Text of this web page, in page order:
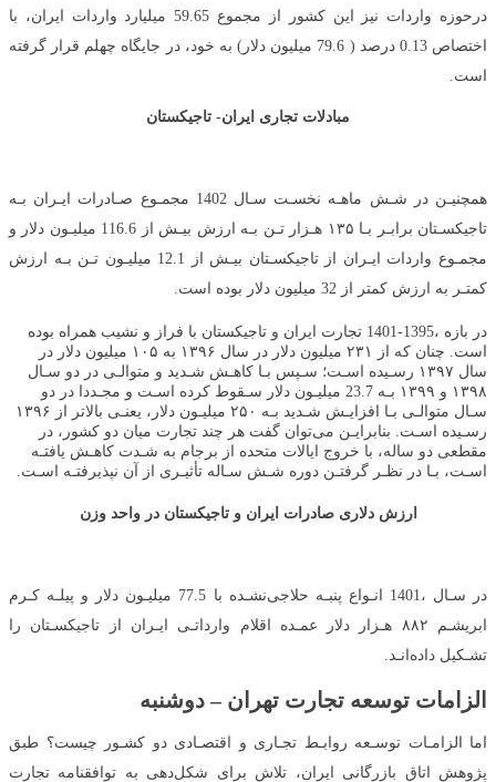
درحوزه واردات نیز این کشور از مجموع 59.65 میلیارد واردات ایران، با
اختصاص 0.13 درصد ( 79.6 میلیون دلار) به خود، در جایگاه چهلم قرار گرفته
است.
مبادلات تجاری ایران- تاجیکستان
همچنیـن در شـش ماهـه نخسـت سـال 1402 مجمـوع صـادرات ایـران بـه
تاجیکسـتان برابـر بـا ۱۳۵ هـزار تـن بـه ارزش بیـش از 116.6 میلیـون دلار و
مجمـوع واردات ایـران از تاجیکسـتان بیـش از 12.1 میلیـون تـن بـه ارزش
کمتـر به ارزش کمتر از 32 میلیون دلار بوده است.
در بازه ،1395-1401 تجارت ایران و تاجیکستان با فراز و نشیب همراه بوده
است. چنان که از ۲۳۱ میلیون دلار در سال ۱۳۹۶ به ۱۰۵ میلیون دلار در
سال ۱۳۹۷ رسـیده اسـت؛ سـپس بـا کاهـش شـدید و متوالـی در دو سـال
۱۳۹۸ و ۱۳۹۹ بـه 23.7 میلیـون دلار سـقوط کرده اسـت و مجـددا در دو
سـال متوالـی بـا افزایـش شـدید بـه ۲۵۰ میلیـون دلار، یعنـی بالاتر از ۱۳۹۶
رسـیده اسـت. بنابرایـن می‌توان گفت هر چند تجارت میان دو کشور، در
مقطعی دو ساله، با خروج ایالات متحده از برجام به شـدت کاهـش یافتـه
اسـت، بـا در نظـر گرفتـن دوره شـش سـاله تأثیـری از آن نپذیرفتـه اسـت.
ارزش دلاری صادرات ایران و تاجیکستان در واحد وزن
در سـال ،1401 انـواع پنبـه حلاجی‌نشـده با 77.5 میلیـون دلار و پیلـه کـرم
ابریشـم ۸۸۲ هـزار دلار عمـده اقلام وارداتـی ایـران از تاجیکسـتان را
تشـکیل داده‌انـد.
الزامات توسعه تجارت تهران – دوشنبه
اما الزامـات توسـعه روابـط تجـاری و اقتصـادی دو کشـور چیست؟ طبق
پژوهش اتاق بازرگانی ایران، تلاش برای شکل‌دهی به توافقنامه تجارت